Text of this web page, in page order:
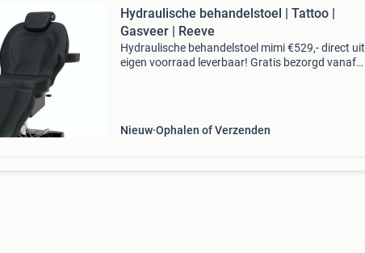
Hydraulische behandelstoel | Tattoo |
Gasveer | Reeve
Hydraulische behandelstoel mimi €529,- direct uit
eigen voorraad leverbaar! Gratis bezorgd vanaf
Nieuw Ophalen of Verzenden